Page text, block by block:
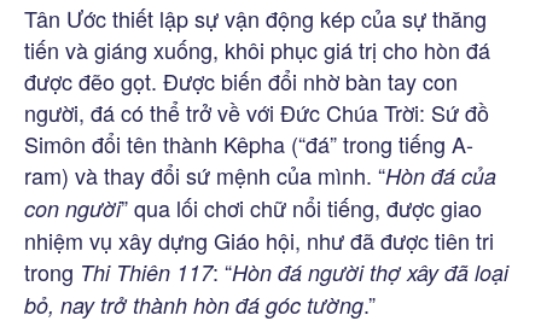
Tân Ước thiết lập sự vận động kép của sự thăng
tiến và giáng xuống, khôi phục giá trị cho hòn đá
được đẽo gọt. Được biến đổi nhờ bàn tay con
người, đá có thể trở về với Đức Chúa Trời: Sứ đồ
Simôn đổi tên thành Kêpha (“đá” trong tiếng A-
ram) và thay đổi sứ mệnh của mình. “Hòn đá của
con người” qua lối chơi chữ nổi tiếng, được giao
nhiệm vụ xây dựng Giáo hội, như đã được tiên tri
trong Thi Thiên 117: “Hòn đá người thợ xây đã loại
bỏ, nay trở thành hòn đá góc tường.”